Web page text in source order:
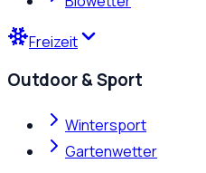
Freizeit
Outdoor & Sport
Wintersport
Gartenwetter